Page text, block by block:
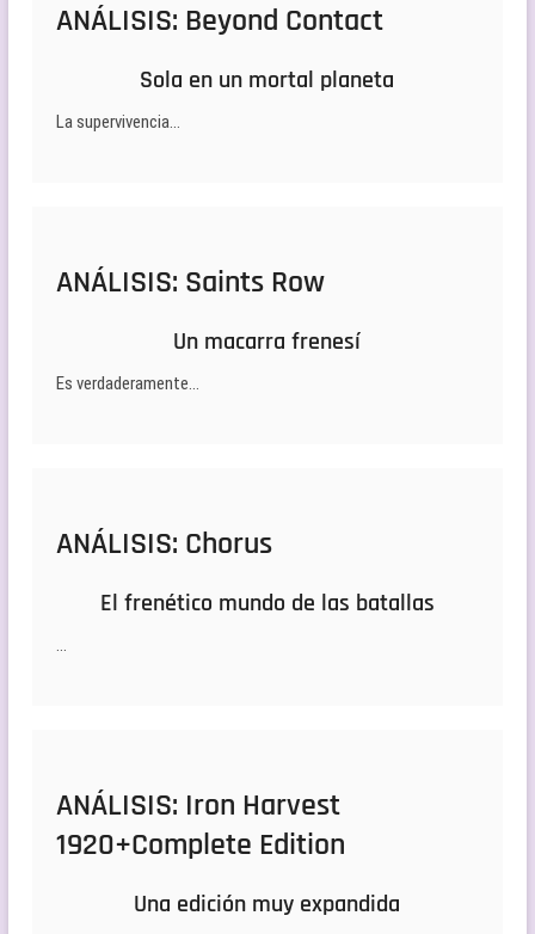
ANÁLISIS: Beyond Contact
Sola en un mortal planeta
La supervivencia…
ANÁLISIS: Saints Row
Un macarra frenesí
Es verdaderamente…
ANÁLISIS: Chorus
El frenético mundo de las batallas
…
ANÁLISIS: Iron Harvest
1920+Complete Edition
Una edición muy expandida